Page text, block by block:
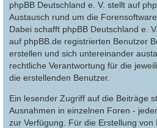
phpBB Deutschland e. V. stellt auf
Austausch rund um die
Dabei schafft phpBB Deutschland e.
auf phpBB.de registrierten Benutzer
erstellen und sich untereinander
rechtliche Verantwortung für die
die erstellenden Benutzer.
Ein lesender Zugriff auf die Beiträge
Ausnahmen in einzelnen Foren -
zur Verfügung. Für die Erstellung